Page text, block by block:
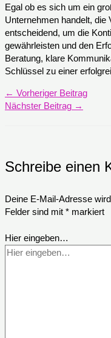
Egal ob es sich um ein
Unternehmen handelt, die
entscheidend, um die
gewährleisten und den
Beratung, klare
Schlüssel zu einer
← Vorheriger Beitrag
Nächster Beitrag →
Schreibe einen
Deine E-Mail-Adresse
Felder sind mit * markiert
Hier eingeben…